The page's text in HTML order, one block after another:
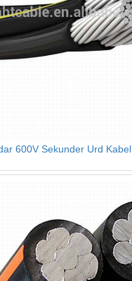
600V Sekunder Urd Kabel